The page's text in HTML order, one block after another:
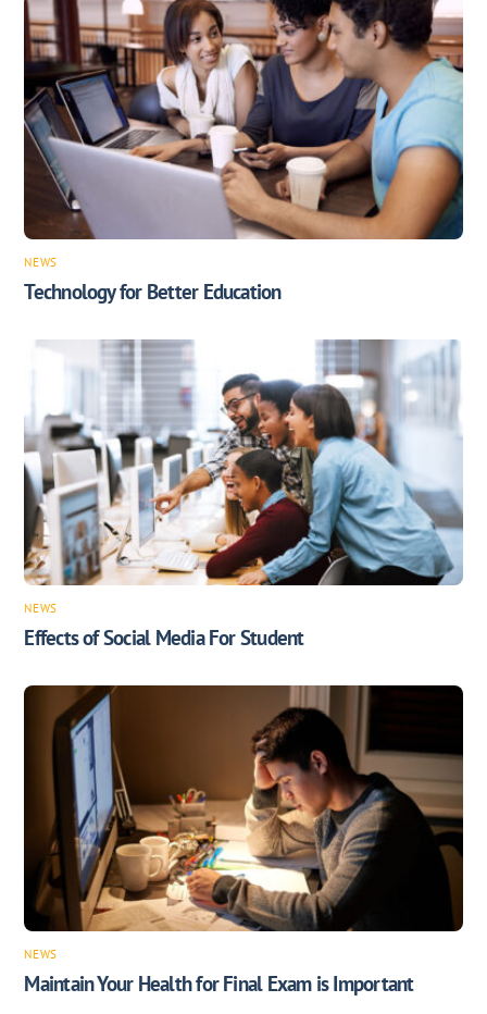
NEWS
Technology for Better Education
NEWS
Effects of Social Media For Student
NEWS
Maintain Your Health for Final Exam is Important